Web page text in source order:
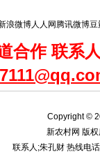
浪微博人人网 腾讯微博豆
合作 联系
Copyright ©
新农村网 版
联系人;朱孔财 热线电